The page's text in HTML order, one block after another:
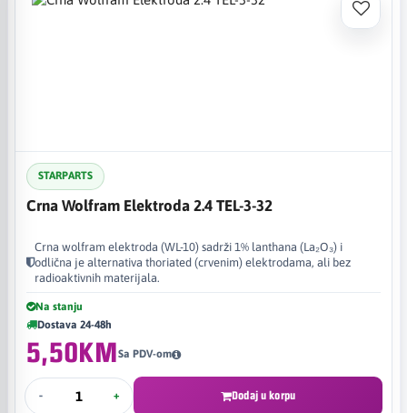
STARPARTS
Crna Wolfram Elektroda 2.4 TEL-3-32
Crna wolfram elektroda (WL-10) sadrži 1% lanthana (La₂O₃) i
odlična je alternativa thoriated (crvenim) elektrodama, ali bez
radioaktivnih materijala.
Na stanju
Dostava 24-48h
5,50KMSa PDV-om
- + Dodaj u korpu